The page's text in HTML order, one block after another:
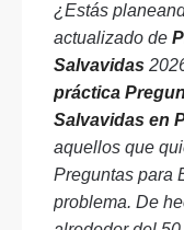
¿Estás
actualizado de
Salvavidas
práctica
Salvavidas en
aquellos que
Preguntas para
problema. De